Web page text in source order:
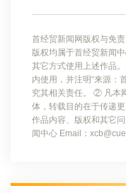
首经贸新闻网版权与免
版权均属于首经贸新闻
其它方式使用上述作品
内使用，并注明“来源：
究其相关责任。 ② 凡本
体，转载目的在于传递
作品内容、版权和其它
闻中心 Email：